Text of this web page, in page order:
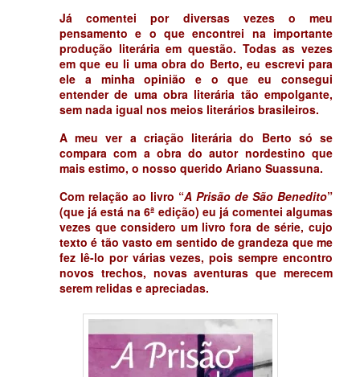
Já comentei por diversas vezes o meu
pensamento e o que encontrei na importante
produção literária em questão. Todas as vezes
em que eu li uma obra do Berto, eu escrevi para
ele a minha opinião e o que eu consegui
entender de uma obra literária tão empolgante,
sem nada igual nos meios literários brasileiros.
A meu ver a criação literária do Berto só se
compara com a obra do autor nordestino que
mais estimo, o nosso querido Ariano Suassuna.
Com relação ao livro “A Prisão de São Benedito”
(que já está na 6ª edição) eu já comentei algumas
vezes que considero um livro fora de série, cujo
texto é tão vasto em sentido de grandeza que me
fez lê-lo por várias vezes, pois sempre encontro
novos trechos, novas aventuras que merecem
serem relidas e apreciadas.